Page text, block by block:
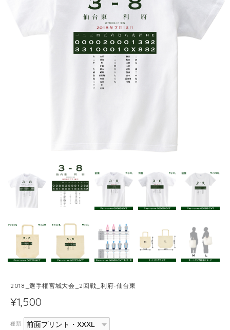
2018_選手権宮城大会_2回戦_利府-仙台東
¥1,500
種類